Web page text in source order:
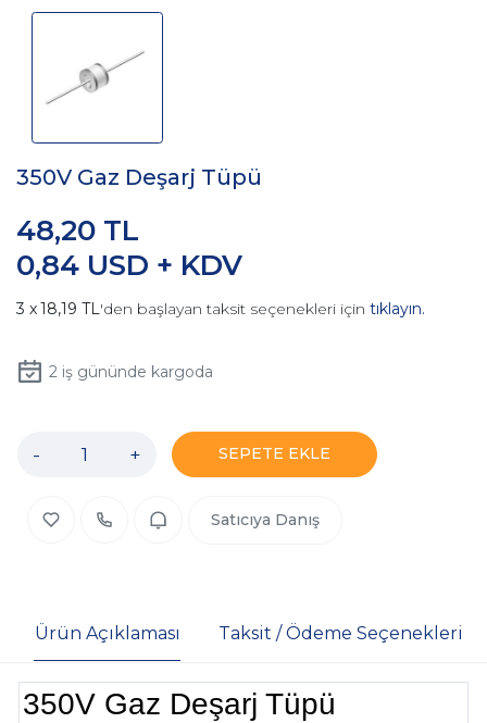
350V Gaz Deşarj Tüpü
0,84 USD + KDV
48,20 TL
18,19 TL'den başlayan taksit seçenekleri için tıklayın.
2iş gününde kargoda
- + SEPETE EKLE
Satıcıya Danış
Ürün Açıklaması Taksit / Ödeme Seçenekleri
350V Gaz Deşarj Tüpü